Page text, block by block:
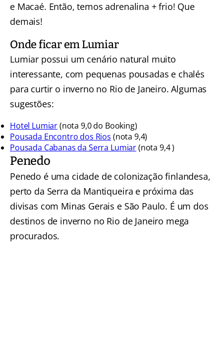
e Macaé. Então, temos adrenalina + frio! Que
demais!
Onde ficar em Lumiar
Lumiar possui um cenário natural muito
interessante, com pequenas pousadas e chalés
para curtir o inverno no Rio de Janeiro. Algumas
sugestões:
Hotel Lumiar(nota 9,0 do Booking)
Pousada Encontro dos Rios (nota 9,4)
Pousada Cabanas da Serra Lumiar(nota 9,4 )
Penedo
Penedo é uma cidade de colonização finlandesa,
perto da Serra da Mantiqueira e próxima das
divisas com Minas Gerais e São Paulo. É um dos
destinos de inverno no Rio de Janeiro mega
procurados.